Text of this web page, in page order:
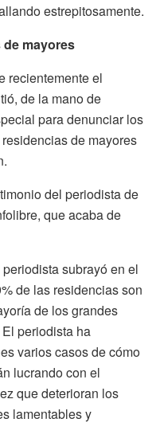
estrepitosamente.
mayores
recientemente el
de la mano de
para denunciar los
de mayores
del periodista de
que acaba de
subrayó en el
de las residencias son
de los grandes
periodista ha
varios casos de cómo
lucrando con el
que deterioran los
lamentables y